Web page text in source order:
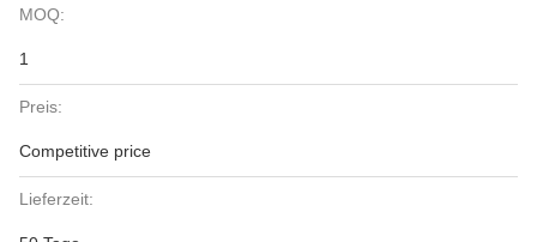
MOQ:
1
Preis:
Competitive price
Lieferzeit: